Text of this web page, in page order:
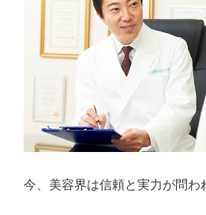
今、美容界は信頼と実力が問わ